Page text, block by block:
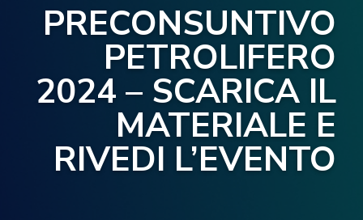
PRECONSUNTIVO
PETROLIFERO
2024 – SCARICA IL
MATERIALE E
RIVEDI L’EVENTO